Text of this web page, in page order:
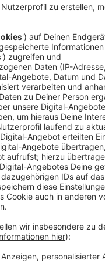
oberen Mittelfeld der
Schwarz-Weiß
sich 1:1
beim ASC